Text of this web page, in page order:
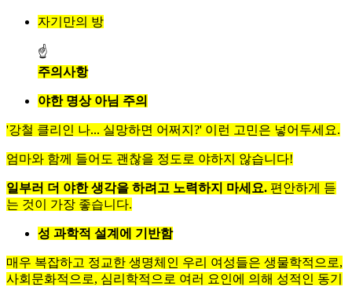
자기만의 방
☝
주의사항
야한 명상 아님 주의
'강철 클리인 나... 실망하면 어쩌지?' 이런 고민은 넣어두세요.
엄마와 함께 들어도 괜찮을 정도로 야하지 않습니다!
일부러 더 야한 생각을 하려고 노력하지 마세요. 편안하게 듣
는 것이 가장 좋습니다.
성 과학적 설계에 기반함
매우 복잡하고 정교한 생명체인 우리 여성들은 생물학적으로,
사회문화적으로, 심리학적으로 여러 요인에 의해 성적인 동기